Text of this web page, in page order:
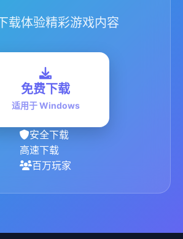
载体验精彩游戏内容
免费下载
适用于 Windows
安全下载
高速下载
百万玩家